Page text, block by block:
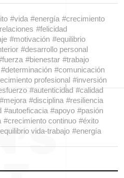
#vida #energía #crecimiento
#felicidad
#motivación #equilibrio
#desarrollo personal
#bienestar #trabajo
#determinación #comunicación
profesional #inversión
#autenticidad #calidad
#mejora #disciplina #resiliencia
#autoeficacia #apoyo #pasión
#crecimiento continuo #éxito
vida-trabajo #energía